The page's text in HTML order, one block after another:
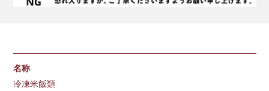
名称
冷凍米飯類